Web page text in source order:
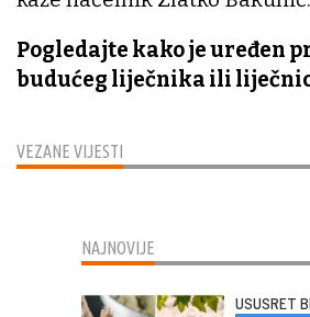
VEZANE VIJESTI
Pogledajte kako je uređen
budućeg liječnika ili
NAJNOVIJE
USUSRET